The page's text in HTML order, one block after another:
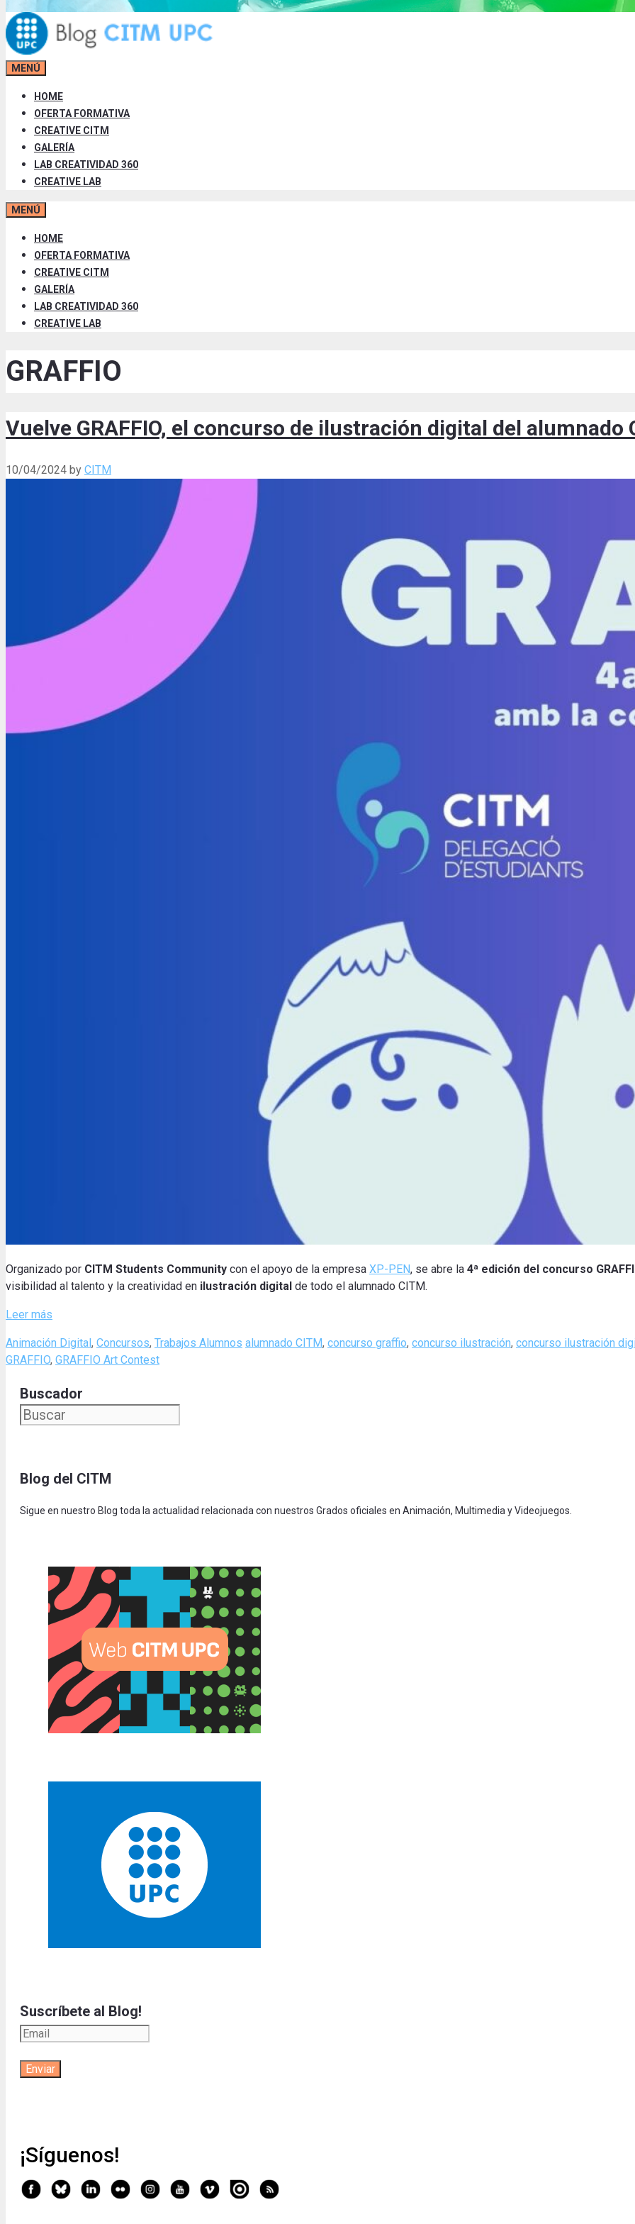
MENÚ
HOME
OFERTA FORMATIVA
CREATIVE CITM
GALERÍA
LAB CREATIVIDAD 360
CREATIVE LAB
MENÚ
HOME
OFERTA FORMATIVA
CREATIVE CITM
GALERÍA
LAB CREATIVIDAD 360
CREATIVE LAB
GRAFFIO
Vuelve GRAFFIO, el concurso de ilustración digital del alumnado
10/04/2024 by CITM
Organizado por CITM Students Community con el apoyo de la empresa XP-PEN, se abre la 4ª edición del concurso
visibilidad al talento y la creatividad en ilustración digital de todo el alumnado CITM.
Leer más
Categories
Animación Digital, Concursos, Trabajos Alumnos Tags
alumnado CITM, concurso graffio, concurso ilustración, concurso ilustración
GRAFFIO, GRAFFIO Art Contest
Buscador
Blog del CITM
Sigue en nuestro Blog toda la actualidad relacionada con nuestros Grados oficiales en Animación, Multimedia y Videojuegos.
Suscríbete al Blog!
¡Síguenos!